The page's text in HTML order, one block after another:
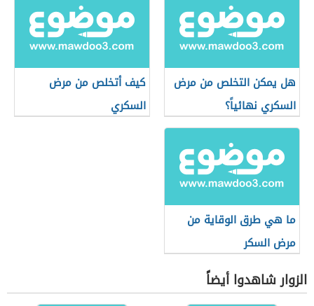
هل يمكن التخلص من مرض
السكري نهائياً؟
كيف أتخلص من مرض
السكري
ما هي طرق الوقاية من
مرض السكر
الزوار شاهدوا أيضاً